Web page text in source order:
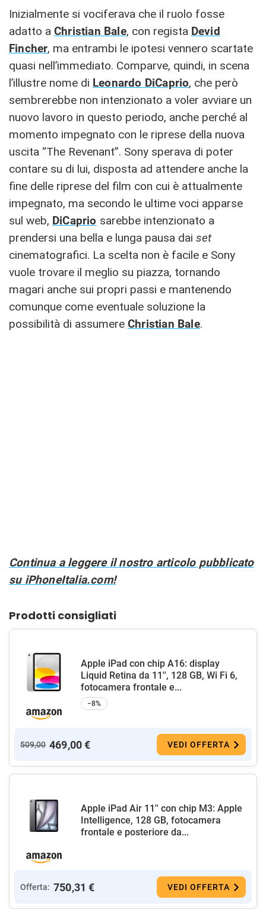
Inizialmente si vociferava che il ruolo fosse
adatto a Christian Bale, con regista Devid
Fincher, ma entrambi le ipotesi vennero scartate
quasi nell’immediato. Comparve, quindi, in scena
l’illustre nome di Leonardo DiCaprio, che però
sembrerebbe non intenzionato a voler avviare un
nuovo lavoro in questo periodo, anche perché al
momento impegnato con le riprese della nuova
uscita “The Revenant”. Sony sperava di poter
contare su di lui, disposta ad attendere anche la
fine delle riprese del film con cui è attualmente
impegnato, ma secondo le ultime voci apparse
sul web, DiCaprio sarebbe intenzionato a
prendersi una bella e lunga pausa dai set
cinematografici. La scelta non è facile e Sony
vuole trovare il meglio su piazza, tornando
magari anche sui propri passi e mantenendo
comunque come eventuale soluzione la
possibilità di assumere Christian Bale.
Continua a leggere il nostro articolo pubblicato
su iPhoneItalia.com!
Prodotti consigliati
Apple iPad con chip A16: display
Liquid Retina da 11'', 128 GB, Wi Fi 6,
fotocamera frontale e...
−8%
509,00 469,00 € VEDI OFFERTA
Apple iPad Air 11'' con chip M3: Apple
Intelligence, 128 GB, fotocamera
frontale e posteriore da...
Offerta: 750,31 € VEDI OFFERTA